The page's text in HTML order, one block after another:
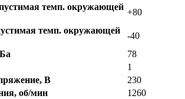
темп. окружающей
+80
темп. окружающей
-40
78
1
В
230
об/мин
1260